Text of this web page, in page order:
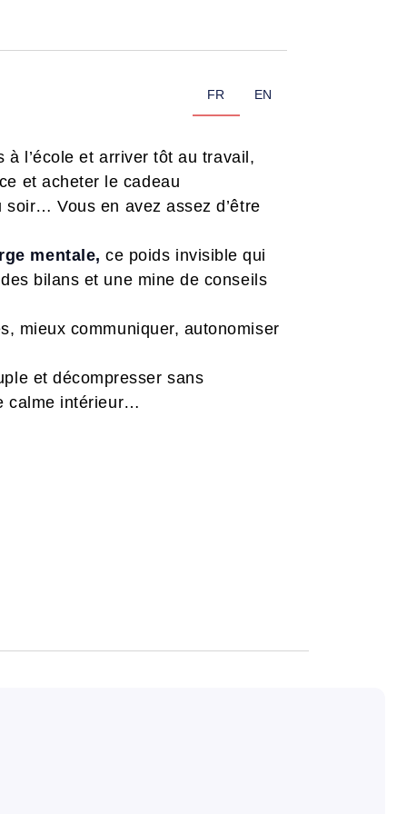
FR EN
l’école et arriver tôt au travail,
et acheter le cadeau
Vous en avez assez d’être
mentale,ce poids invisible qui
bilans et une mine de conseils
mieux communiquer, autonomiser
et décompresser sans
calme intérieur…